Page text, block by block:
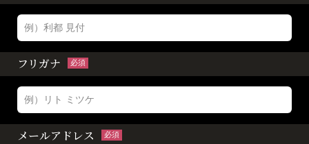
フリガナ 必須
メールアドレス 必須